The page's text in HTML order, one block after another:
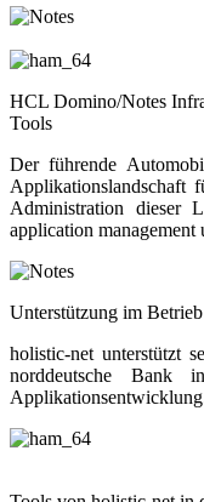
HCL Domino/Notes
Tools
Der führende
Applikationslandschaft
Administration dieser
application management
Unterstützung im
holistic-net unterstützt
norddeutsche Bank